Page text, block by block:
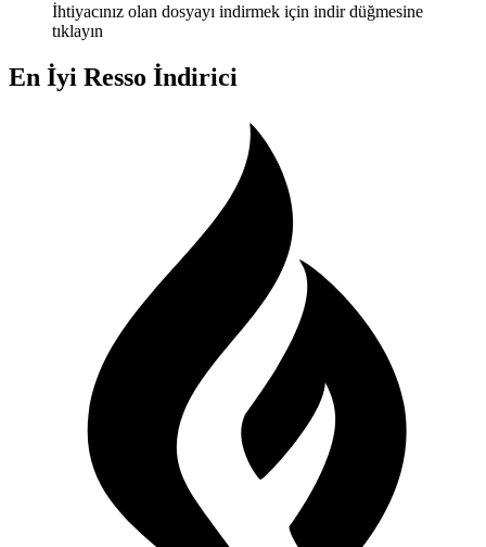
İhtiyacınız olan dosyayı indirmek için indir düğmesine
tıklayın
En İyi Resso İndirici